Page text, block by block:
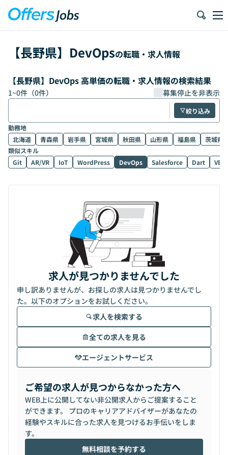
【長野県】 DevOpsの転職・求人情報
【長野県】DevOps 高単価の転職・求人情報の検索結果
1~0件（0件） 募集停止を非表示
絞り込み
勤務地
北海道
青森県 岩手県 宮城県 秋田県 山形県 福島県
茨城県
類似スキル
Git
AR/VR IoT WordPress DevOps Salesforce Dart
求人が見つかりませんでした
申し訳ありませんが、お探しの求人は見つかりませんでし
た。以下のオプションをお試しください。
求人を検索する
全ての求人を見る
エージェントサービス
ご希望の求人が見つからなかった方へ
WEB上に公開してない非公開求人からご提案すること
ができます。 プロのキャリアアドバイザーがあなたの
経験やスキルに合った求人を見つけるお手伝いをしま
す。
無料相談を予約する